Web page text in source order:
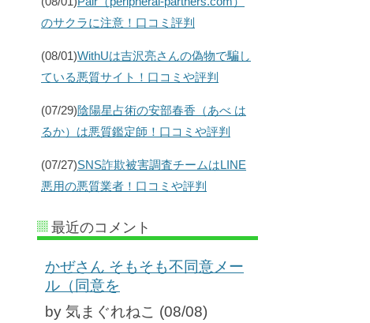
のサクラに注意！口コミ評判
(08/01)WithUは吉沢亮さんの偽物で騙し
ている悪質サイト！口コミや評判
(07/29)陰陽星占術の安部春香（あべ は
るか）は悪質鑑定師！口コミや評判
(07/27)SNS詐欺被害調査チームはLINE
悪用の悪質業者！口コミや評判
最近のコメント
かぜさん そもそも不同意メー
ル（同意を
by 気まぐれねこ (08/08)